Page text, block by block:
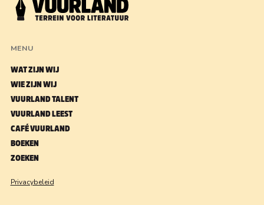
MENU
WAT ZIJN WIJ
WIE ZIJN WIJ
VUURLAND TALENT
VUURLAND LEEST
CAFÉ VUURLAND
BOEKEN
ZOEKEN
Privacybeleid